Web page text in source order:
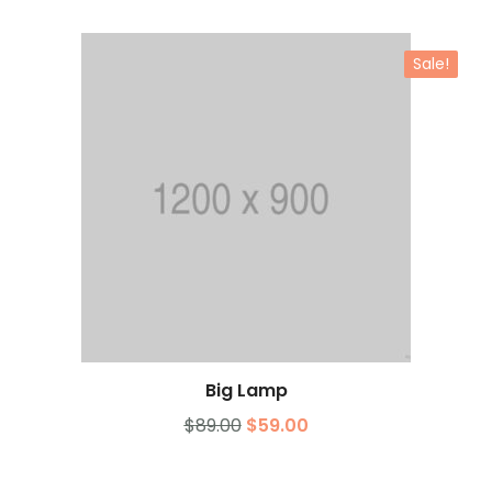
Sale!
Big Lamp
$89.00 $59.00
Add to cart